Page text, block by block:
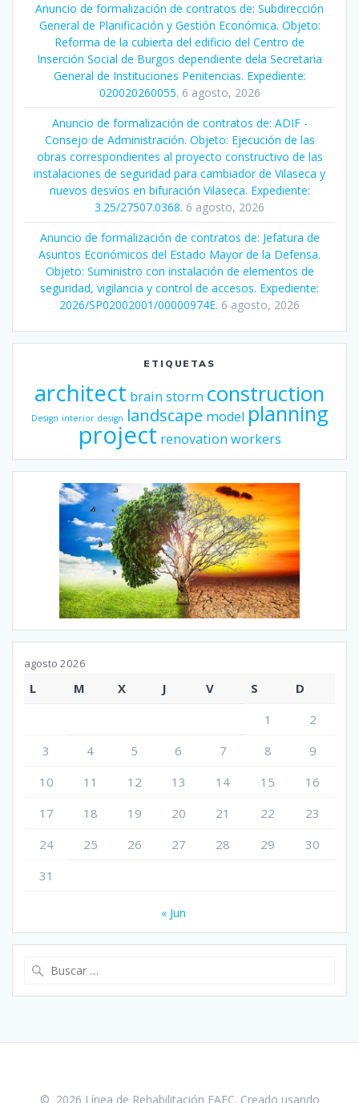
Anuncio de formalización de contratos de: Subdirección
General de Planificación y Gestión Económica. Objeto:
Reforma de la cubierta del edificio del Centro de
Inserción Social de Burgos dependiente dela Secretaria
General de Instituciones Penitencias. Expediente:
020020260055. 6 agosto, 2026
Anuncio de formalización de contratos de: ADIF -
Consejo de Administración. Objeto: Ejecución de las
obras correspondientes al proyecto constructivo de las
instalaciones de seguridad para cambiador de Vilaseca y
nuevos desvíos en bifuración Vilaseca. Expediente:
3.25/27507.0368. 6 agosto, 2026
Anuncio de formalización de contratos de: Jefatura de
Asuntos Económicos del Estado Mayor de la Defensa.
Objeto: Suministro con instalación de elementos de
seguridad, vigilancia y control de accesos. Expediente:
2026/SP02002001/00000974E. 6 agosto, 2026
ETIQUETAS
architect brain storm construction
Design interior design landscape model planning
project renovation workers
agosto 2026
L M X J V S
D
1
2
3
4 5 6 7 8
9
10
11 12 13 14 15
16
17
18 19 20 21 22
23
24
25 26 27 28 29
30
31
« Jun
© 2026 Línea de Rehabilitación FAEC. Creado usando